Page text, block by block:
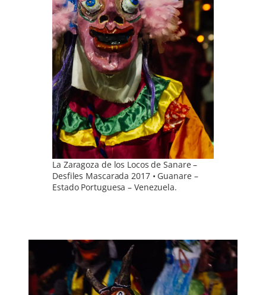
La Zaragoza de los Locos de Sanare –
Desfiles Mascarada 2017 • Guanare –
Estado Portuguesa – Venezuela.